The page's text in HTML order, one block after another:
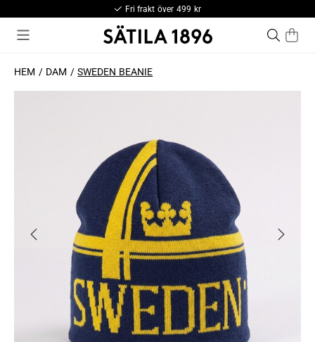
Fri frakt över 499 kr
HEM DAM SWEDEN BEANIE